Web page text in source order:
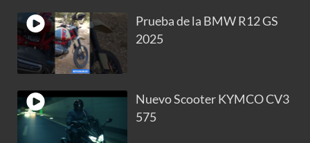
Prueba de la BMW R12 GS
2025
Nuevo Scooter KYMCO CV3
575